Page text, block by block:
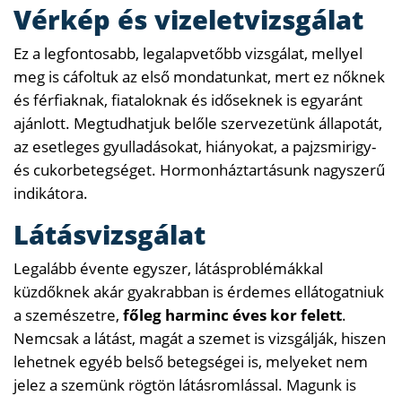
Vérkép és vizeletvizsgálat
Ez a legfontosabb, legalapvetőbb vizsgálat, mellyel
meg is cáfoltuk az első mondatunkat, mert ez nőknek
és férfiaknak, fiataloknak és időseknek is egyaránt
ajánlott. Megtudhatjuk belőle szervezetünk állapotát,
az esetleges gyulladásokat, hiányokat, a pajzsmirigy-
és cukorbetegséget. Hormonháztartásunk nagyszerű
indikátora.
Látásvizsgálat
Legalább évente egyszer, látásproblémákkal
küzdőknek akár gyakrabban is érdemes ellátogatniuk
a szemészetre, főleg harminc éves kor felett.
Nemcsak a látást, magát a szemet is vizsgálják, hiszen
lehetnek egyéb belső betegségei is, melyeket nem
jelez a szemünk rögtön látásromlással. Magunk is